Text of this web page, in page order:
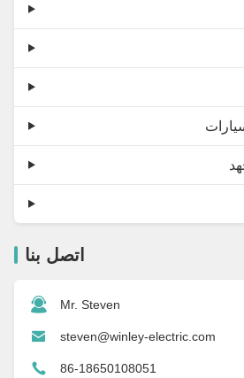
اتصل بنا
Mr. Steven
steven@winley-electric.com
86-18650108051